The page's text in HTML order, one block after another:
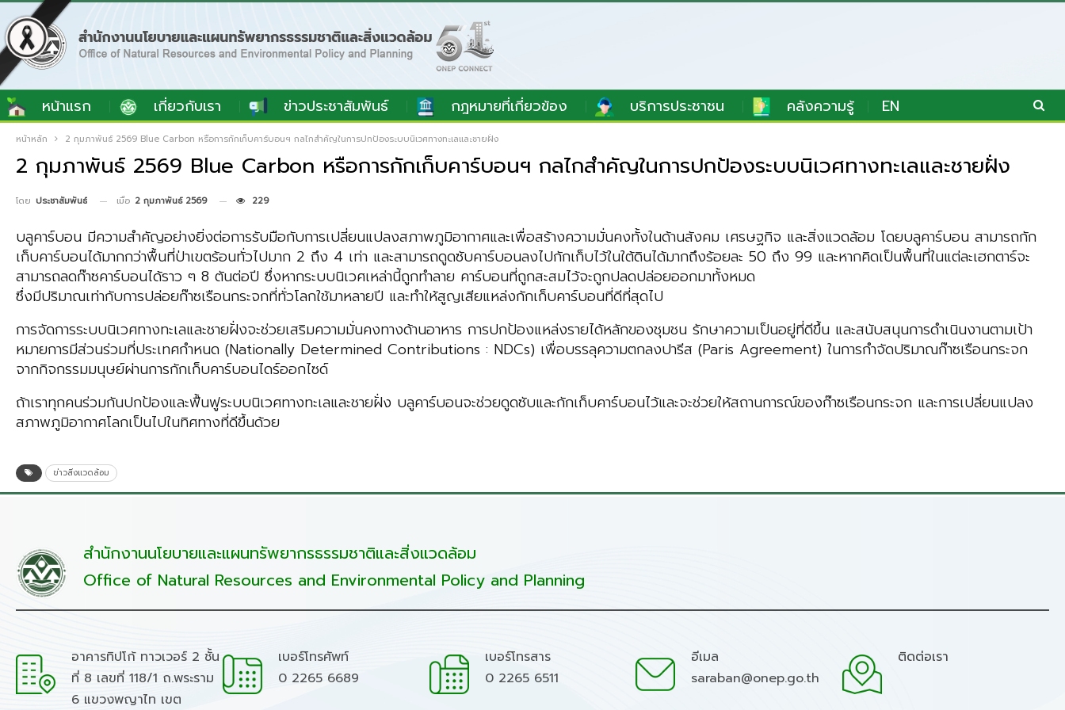
หน้าแรก เกี่ยวกับเรา ข่าวประชาสัมพันธ์ กฎหมายที่เกี่ยวข้อง บริการประชาชน คลังความรู้ EN
หน้าหลัก 2 กุมภาพันธ์ 2569 Blue Carbon หรือการกักเก็บคาร์บอนฯ กลไกสำคัญในการปกป้องระบบนิเวศทางทะเลและชายฝั่ง
2 กุมภาพันธ์ 2569 Blue Carbon หรือการกักเก็บคาร์บอนฯ กลไกสำคัญในการปกป้องระบบนิเวศทางทะเลและชายฝั่ง
โดย ประชาสัมพันธ์ เมื่อ 2 กุมภาพันธ์ 2569 229
บลูคาร์บอน มีความสำคัญอย่างยิ่งต่อการรับมือกับการเปลี่ยนแปลงสภาพภูมิอากาศและเพื่อสร้างความมั่นคงทั้งในด้านสังคม เศรษฐกิจ และสิ่งแวดล้อม โดยบลูคาร์บอน สามารถกัก
เก็บคาร์บอนได้มากกว่าพื้นที่ป่าเขตร้อนทั่วไปมาก 2 ถึง 4 เท่า และสามารถดูดซับคาร์บอนลงไปกักเก็บไว้ในใต้ดินได้มากถึงร้อยละ 50 ถึง 99 และหากคิดเป็นพื้นที่ในแต่ละเฮกตาร์จะ
สามารถลดก๊าซคาร์บอนได้ราว ๆ 8 ตันต่อปี ซึ่งหากระบบนิเวศเหล่านี้ถูกทำลาย คาร์บอนที่ถูกสะสมไว้จะถูกปลดปล่อยออกมาทั้งหมด
ซึ่งมีปริมาณเท่ากับการปล่อยก๊าซเรือนกระจกที่ทั่วโลกใช้มาหลายปี และทำให้สูญเสียแหล่งกักเก็บคาร์บอนที่ดีที่สุดไป
การจัดการระบบนิเวศทางทะเลและชายฝั่งจะช่วยเสริมความมั่นคงทางด้านอาหาร การปกป้องแหล่งรายได้หลักของชุมชน รักษาความเป็นอยู่ที่ดีขึ้น และสนับสนุนการดำเนินงานตามเป้า
หมายการมีส่วนร่วมที่ประเทศกำหนด (Nationally Determined Contributions : NDCs) เพื่อบรรลุความตกลงปารีส (Paris Agreement) ในการกำจัดปริมาณก๊าซเรือนกระจก
จากกิจกรรมมนุษย์ผ่านการกักเก็บคาร์บอนไดร์ออกไซด์
ถ้าเราทุกคนร่วมกันปกป้องและฟื้นฟูระบบนิเวศทางทะเลและชายฝั่ง บลูคาร์บอนจะช่วยดูดซับและกักเก็บคาร์บอนไว้และจะช่วยให้สถานการณ์ของก๊าซเรือนกระจก และการเปลี่ยนแปลง
สภาพภูมิอากาศโลกเป็นไปในทิศทางที่ดีขึ้นด้วย
ข่าวสิ่งแวดล้อม
สำนักงานนโยบายและแผนทรัพยากรธรรมชาติและสิ่งแวดล้อม
Office of Natural Resources and Environmental Policy and Planning
อาคารทิปโก้ ทาวเวอร์ 2 ชั้น
ที่ 8 เลขที่ 118/1 ถ.พระราม
6 แขวงพญาไท เขต
เบอร์โทรศัพท์
0 2265 6689
เบอร์โทรสาร
0 2265 6511
อีเมล
saraban@onep.go.th
ติดต่อเรา